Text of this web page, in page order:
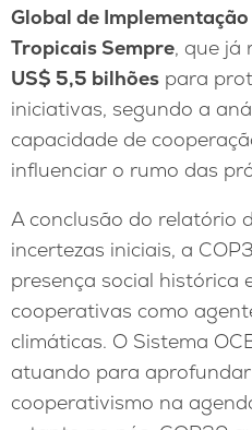
Global de Implementação
Tropicais Sempre, que já
US$ 5,5 bilhões para
iniciativas, segundo a
capacidade de
influenciar o rumo das
A conclusão do relatório
incertezas iniciais, a
presença social histórica
cooperativas como
climáticas. O Sistema
atuando para
cooperativismo na